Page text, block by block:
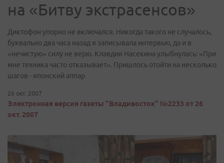
на «Битву экстрасенсов»
Диктофон упорно не включался. Никогда такого не случалось,
буквально два часа назад я записывала интервью, да и в
«нечистую» силу не верю. Клавдия Насекина улыбнулась: «При
мне техника часто отказывает». Пришлось отойти на несколько
шагов - японский аппар
26 окт. 2007
Электронная версия газеты "Владивосток" №2233 от 26
окт. 2007